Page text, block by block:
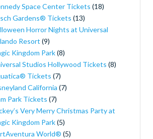
Space Center Tickets (18)
Gardens® Tickets (13)
Horror Nights at Universal
Resort (9)
Kingdom Park(8)
Studios Hollywood Tickets (8)
Tickets (7)
California (7)
Park Tickets (7)
Very Merry Christmas Party at
Kingdom Park(5)
World® (5)